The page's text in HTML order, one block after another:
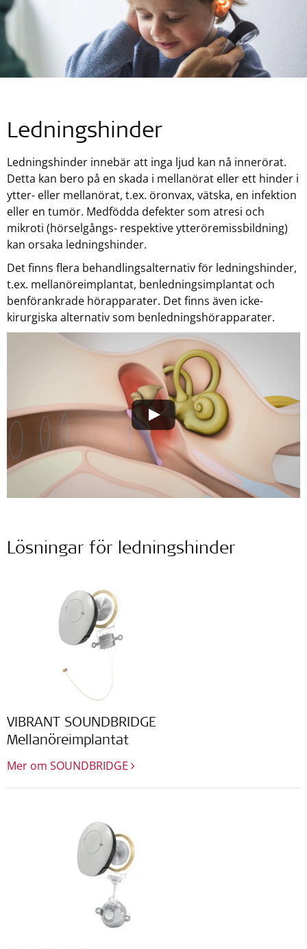
Ledningshinder
Ledningshinder innebär att inga ljud kan nå innerörat.
Detta kan bero på en skada i mellanörat eller ett hinder i
ytter- eller mellanörat, t.ex. öronvax, vätska, en infektion
eller en tumör. Medfödda defekter som atresi och
mikroti (hörselgångs- respektive ytteröremissbildning)
kan orsaka ledningshinder.
Det finns flera behandlingsalternativ för ledningshinder,
t.ex. mellanöreimplantat, benledningsimplantat och
benförankrade hörapparater. Det finns även icke-
kirurgiska alternativ som benledningshörapparater.
Lösningar för ledningshinder
VIBRANT SOUNDBRIDGE
Mellanöreimplantat
Mer om SOUNDBRIDGE